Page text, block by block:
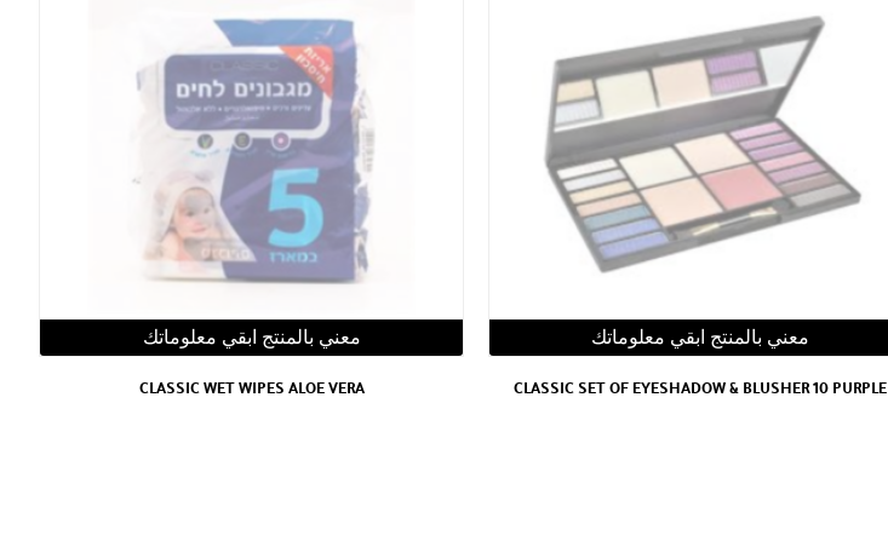
معني بالمنتج ابقي معلوماتك
CLASSIC SET OF EYESHADOW & BLUSHER 10 PURPLE
معني بالمنتج ابقي معلوماتك
CLASSIC WET WIPES ALOE VERA